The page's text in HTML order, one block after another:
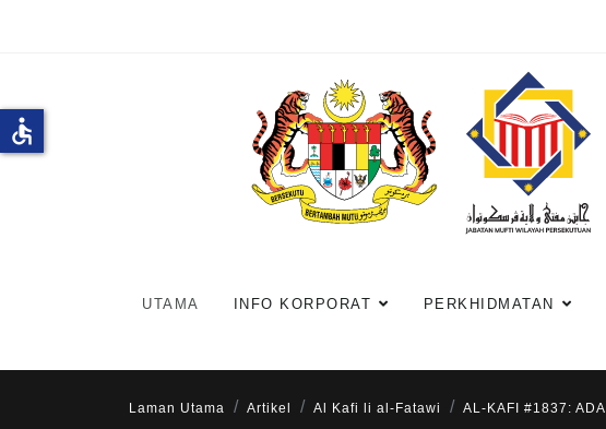
UTAMA INFO KORPORAT PERKHIDMATAN
Laman Utama Artikel Al Kafi li al-Fatawi AL-KAFI #1837:
accessible